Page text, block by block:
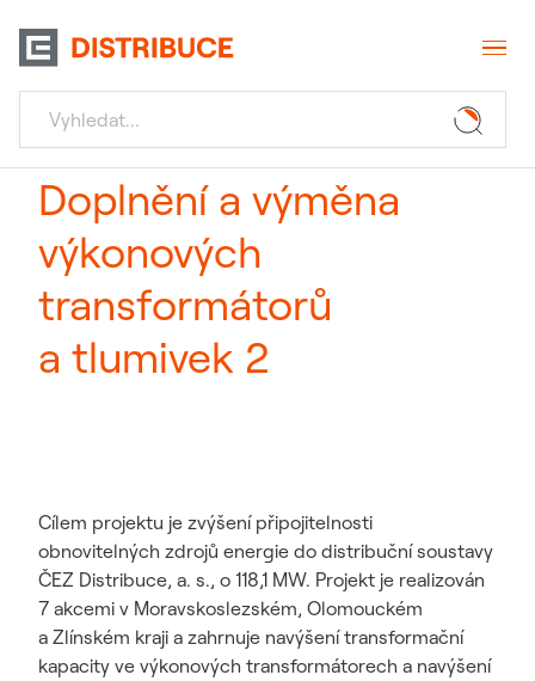
Doplnění a výměna
výkonových
transformátorů
a tlumivek 2
Cílem projektu je zvýšení připojitelnosti
obnovitelných zdrojů energie do distribuční soustavy
ČEZ Distribuce, a. s., o 118,1 MW. Projekt je realizován
7 akcemi v Moravskoslezském, Olomouckém
a Zlínském kraji a zahrnuje navýšení transformační
kapacity ve výkonových transformátorech a navýšení